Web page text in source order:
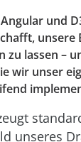
und
zu lassen –
wir unser
unseres